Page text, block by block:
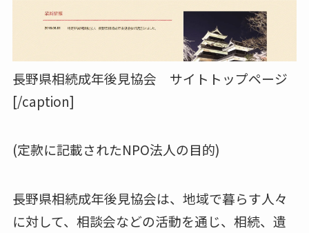
長野県相続成年後見協会 サイトトップページ
[/caption]
(定款に記載されたNPO法人の目的)
長野県相続成年後見協会は、地域で暮らす人々
に対して、相談会などの活動を通じ、相続、遺